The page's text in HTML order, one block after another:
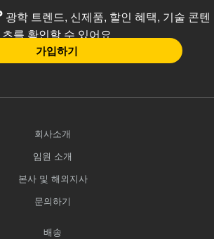
광학 트렌드, 신제품, 할인 혜택, 기술 콘텐
츠를 확인할 수 있어요
가입하기
회사소개
임원 소개
본사 및 해외지사
문의하기
배송